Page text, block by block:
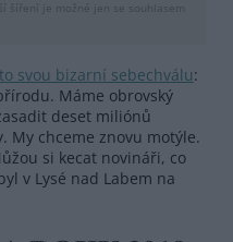
šíření je možné jen se souhlasem
svou bizarní sebechválu:
Máme obrovský
deset miliónů
My chceme znovu motýle.
si kecat novináři, co
v Lysé nad Labem na